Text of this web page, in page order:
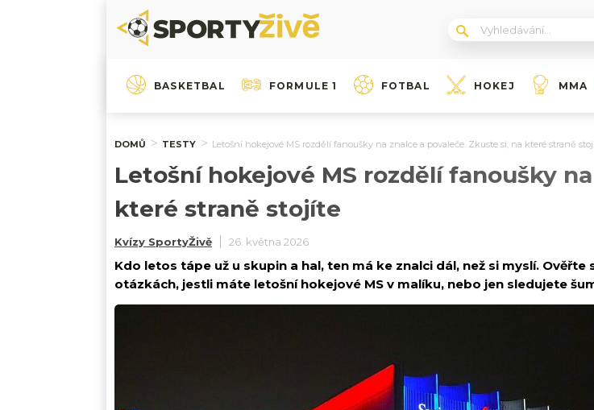
BASKETBAL FORMULE 1 FOTBAL HOKEJ MMA
DOMŮ TESTY Letošní hokejové MS rozdělí fanoušky na znalce a povaleče. Zkuste si, na které straně
Letošní hokejové MS rozdělí fanoušky
které straně stojíte
Kvízy SportyŽivě 26. května 2026
Kdo letos tápe už u skupin a hal, ten má ke znalci dál, než si myslí. Ověřte
otázkách, jestli máte letošní hokejové MS v malíku, nebo jen sledujete